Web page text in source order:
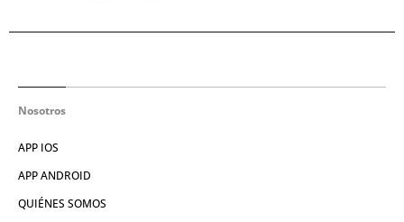
Nosotros
APP IOS
APP ANDROID
QUIÉNES SOMOS